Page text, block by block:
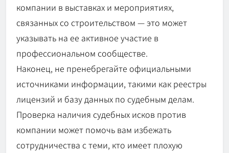
компании в выставках и мероприятиях,
связанных со строительством — это может
указывать на ее активное участие в
профессиональном сообществе.
Наконец, не пренебрегайте официальными
источниками информации, такими как реестры
лицензий и базу данных по судебным делам.
Проверка наличия судебных исков против
компании может помочь вам избежать
сотрудничества с теми, кто имеет плохую